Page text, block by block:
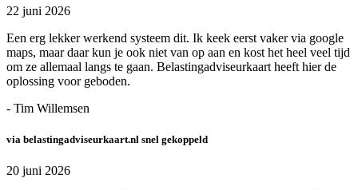
22 juni 2026
Een erg lekker werkend systeem dit. Ik keek eerst vaker via google
maps, maar daar kun je ook niet van op aan en kost het heel veel tijd
om ze allemaal langs te gaan. Belastingadviseurkaart heeft hier de
oplossing voor geboden.
- Tim Willemsen
via belastingadviseurkaart.nl snel gekoppeld
20 juni 2026